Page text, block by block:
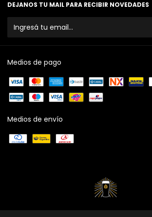
DEJANOS TU MAIL PARA RECIBIR NOVEDADES
Medios de pago
Medios de envío